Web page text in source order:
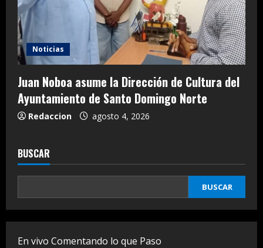
Noticias
Juan Noboa asume la Dirección de Cultura del
Ayuntamiento de Santo Domingo Norte
Redaccion agosto 4, 2026
BUSCAR
BUSCAR
En vivo Comentando lo que Paso